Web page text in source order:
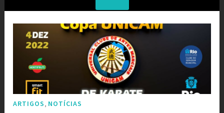
ARTIGOS, NOTÍCIAS